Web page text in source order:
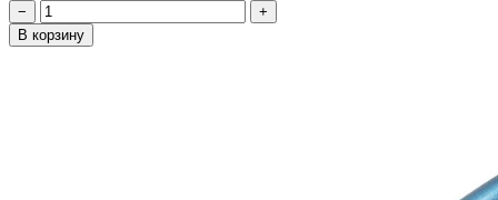
−
+
В корзину